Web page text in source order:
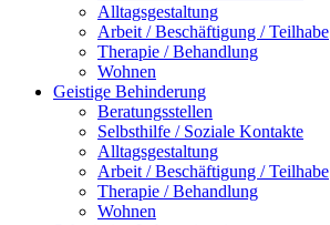
Alltagsgestaltung
Arbeit / Beschäftigung / Teilhabe
Therapie / Behandlung
Wohnen
Geistige Behinderung
Beratungsstellen
Selbsthilfe / Soziale Kontakte
Alltagsgestaltung
Arbeit / Beschäftigung / Teilhabe
Therapie / Behandlung
Wohnen